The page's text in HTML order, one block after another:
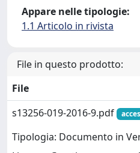
Appare nelle tipologie:
1.1 Articolo in rivista
File in questo prodotto:
File
s13256-019-2016-9.pdf
Tipologia: Documento in